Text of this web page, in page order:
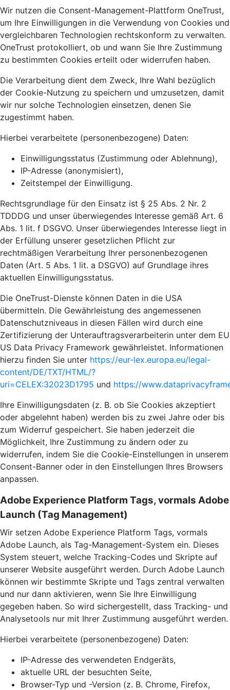
Wir nutzen die Consent-Management-Plattform OneTrust,
um Ihre Einwilligungen in die Verwendung von Cookies und
vergleichbaren Technologien rechtskonform zu verwalten.
OneTrust protokolliert, ob und wann Sie Ihre Zustimmung
zu bestimmten Cookies erteilt oder widerrufen haben.
Die Verarbeitung dient dem Zweck, Ihre Wahl bezüglich
der Cookie-Nutzung zu speichern und umzusetzen, damit
wir nur solche Technologien einsetzen, denen Sie
zugestimmt haben.
Hierbei verarbeitete (personenbezogene) Daten:
Einwilligungsstatus (Zustimmung oder Ablehnung),
IP-Adresse (anonymisiert),
Zeitstempel der Einwilligung.
Rechtsgrundlage für den Einsatz ist § 25 Abs. 2 Nr. 2
TDDDG und unser überwiegendes Interesse gemäß Art. 6
Abs. 1 lit. f DSGVO. Unser überwiegendes Interesse liegt in
der Erfüllung unserer gesetzlichen Pflicht zur
rechtmäßigen Verarbeitung Ihrer personenbezogenen
Daten (Art. 5 Abs. 1 lit. a DSGVO) auf Grundlage ihres
aktuellen Einwilligungsstatus.
Die OneTrust-Dienste können Daten in die USA
übermitteln. Die Gewährleistung des angemessenen
Datenschutzniveaus in diesen Fällen wird durch eine
Zertifizierung der Unterauftragsverarbeiterin unter dem EU
US Data Privacy Framework gewährleistet. Informationen
hierzu finden Sie unter https://eur-lex.europa.eu/legal-
content/DE/TXT/HTML/?
uri=CELEX:32023D1795 und https://
Ihre Einwilligungsdaten (z. B. ob Sie Cookies akzeptiert
oder abgelehnt haben) werden bis zu zwei Jahre oder bis
zum Widerruf gespeichert. Sie haben jederzeit die
Möglichkeit, Ihre Zustimmung zu ändern oder zu
widerrufen, indem Sie die Cookie-Einstellungen in unserem
Consent-Banner oder in den Einstellungen Ihres Browsers
anpassen.
Adobe Experience Platform Tags, vormals Adobe
Launch (Tag Management)
Wir setzen Adobe Experience Platform Tags, vormals
Adobe Launch, als Tag-Management-System ein. Dieses
System steuert, welche Tracking-Codes und Skripte auf
unserer Website ausgeführt werden. Durch Adobe Launch
können wir bestimmte Skripte und Tags zentral verwalten
und nur dann aktivieren, wenn Sie Ihre Einwilligung
gegeben haben. So wird sichergestellt, dass Tracking- und
Analysetools nur mit Ihrer Zustimmung ausgeführt werden.
Hierbei verarbeitete (personenbezogene) Daten:
IP-Adresse des verwendeten Endgeräts,
aktuelle URL der besuchten Seite,
Browser-Typ und -Version (z. B. Chrome, Firefox,